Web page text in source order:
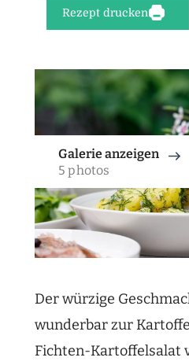
Rezept drucken
Galerie anzeigen
5 photos
Der würzige
wunderbar zur
Fichten-Kartoffelsalat